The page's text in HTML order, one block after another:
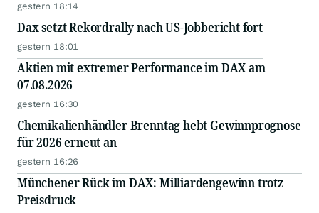
gestern 18:14
Dax setzt Rekordrally nach US-Jobbericht fort
gestern 18:01
Aktien mit extremer Performance im DAX am
07.08.2026
gestern 16:30
Chemikalienhändler Brenntag hebt Gewinnprognose
für 2026 erneut an
gestern 16:26
Münchener Rück im DAX: Milliardengewinn trotz
Preisdruck